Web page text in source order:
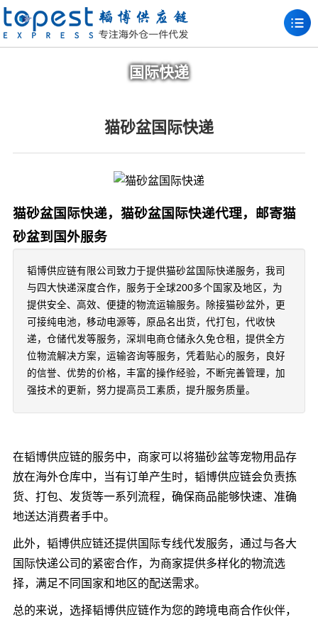
国际快递
猫砂盆国际快递
猫砂盆国际快递，猫砂盆国际快递代理，邮寄猫
砂盆到国外服务
韬博供应链有限公司致力于提供猫砂盆国际快递服务，我司
与四大快递深度合作，服务于全球200多个国家及地区，为
提供安全、高效、便捷的物流运输服务。除接猫砂盆外，更
可接纯电池，移动电源等，原品名出货，代打包，代收快
递，仓储代发等服务，深圳电商仓储永久免仓租，提供全方
位物流解决方案，运输咨询等服务，凭着贴心的服务，良好
的信誉、优势的价格，丰富的操作经验，不断完善管理，加
强技术的更新，努力提高员工素质，提升服务质量。
在韬博供应链的服务中，商家可以将猫砂盆等宠物用品存
放在海外仓库中，当有订单产生时，韬博供应链会负责拣
货、打包、发货等一系列流程，确保商品能够快速、准确
地送达消费者手中。
此外，韬博供应链还提供国际专线代发服务，通过与各大
国际快递公司的紧密合作，为商家提供多样化的物流选
择，满足不同国家和地区的配送需求。
总的来说，选择韬博供应链作为您的跨境电商合作伙伴，